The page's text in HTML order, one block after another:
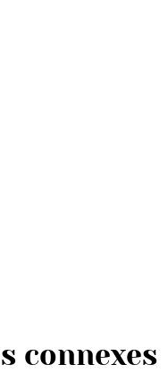
connexes